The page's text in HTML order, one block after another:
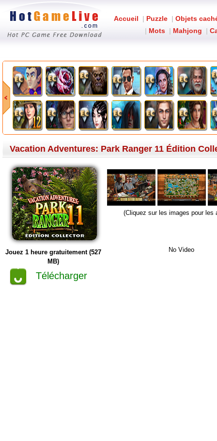
Accueil | Puzzle | Objets
| Mots | Mahjong |
Vacation
Vacation Adventures: Park Ranger 11 Édition
Jouez 1 heure gratuitement (527
MB)
Télécharger
(Cliquez sur les images pour les
No Video